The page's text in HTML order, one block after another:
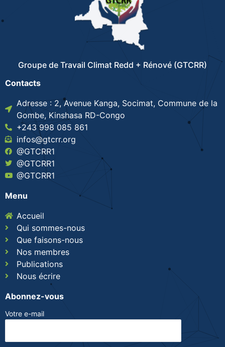
Groupe de Travail Climat Redd + Rénové (GTCRR)
Contacts
Adresse : 2, Avenue Kanga, Socimat, Commune de la
Gombe, Kinshasa RD-Congo
+243 998 085 861
infos@gtcrr.org
@GTCRR1
@GTCRR1
@GTCRR1
Menu
Accueil
Qui sommes-nous
Que faisons-nous
Nos membres
Publications
Nous écrire
Abonnez-vous
Votre e-mail